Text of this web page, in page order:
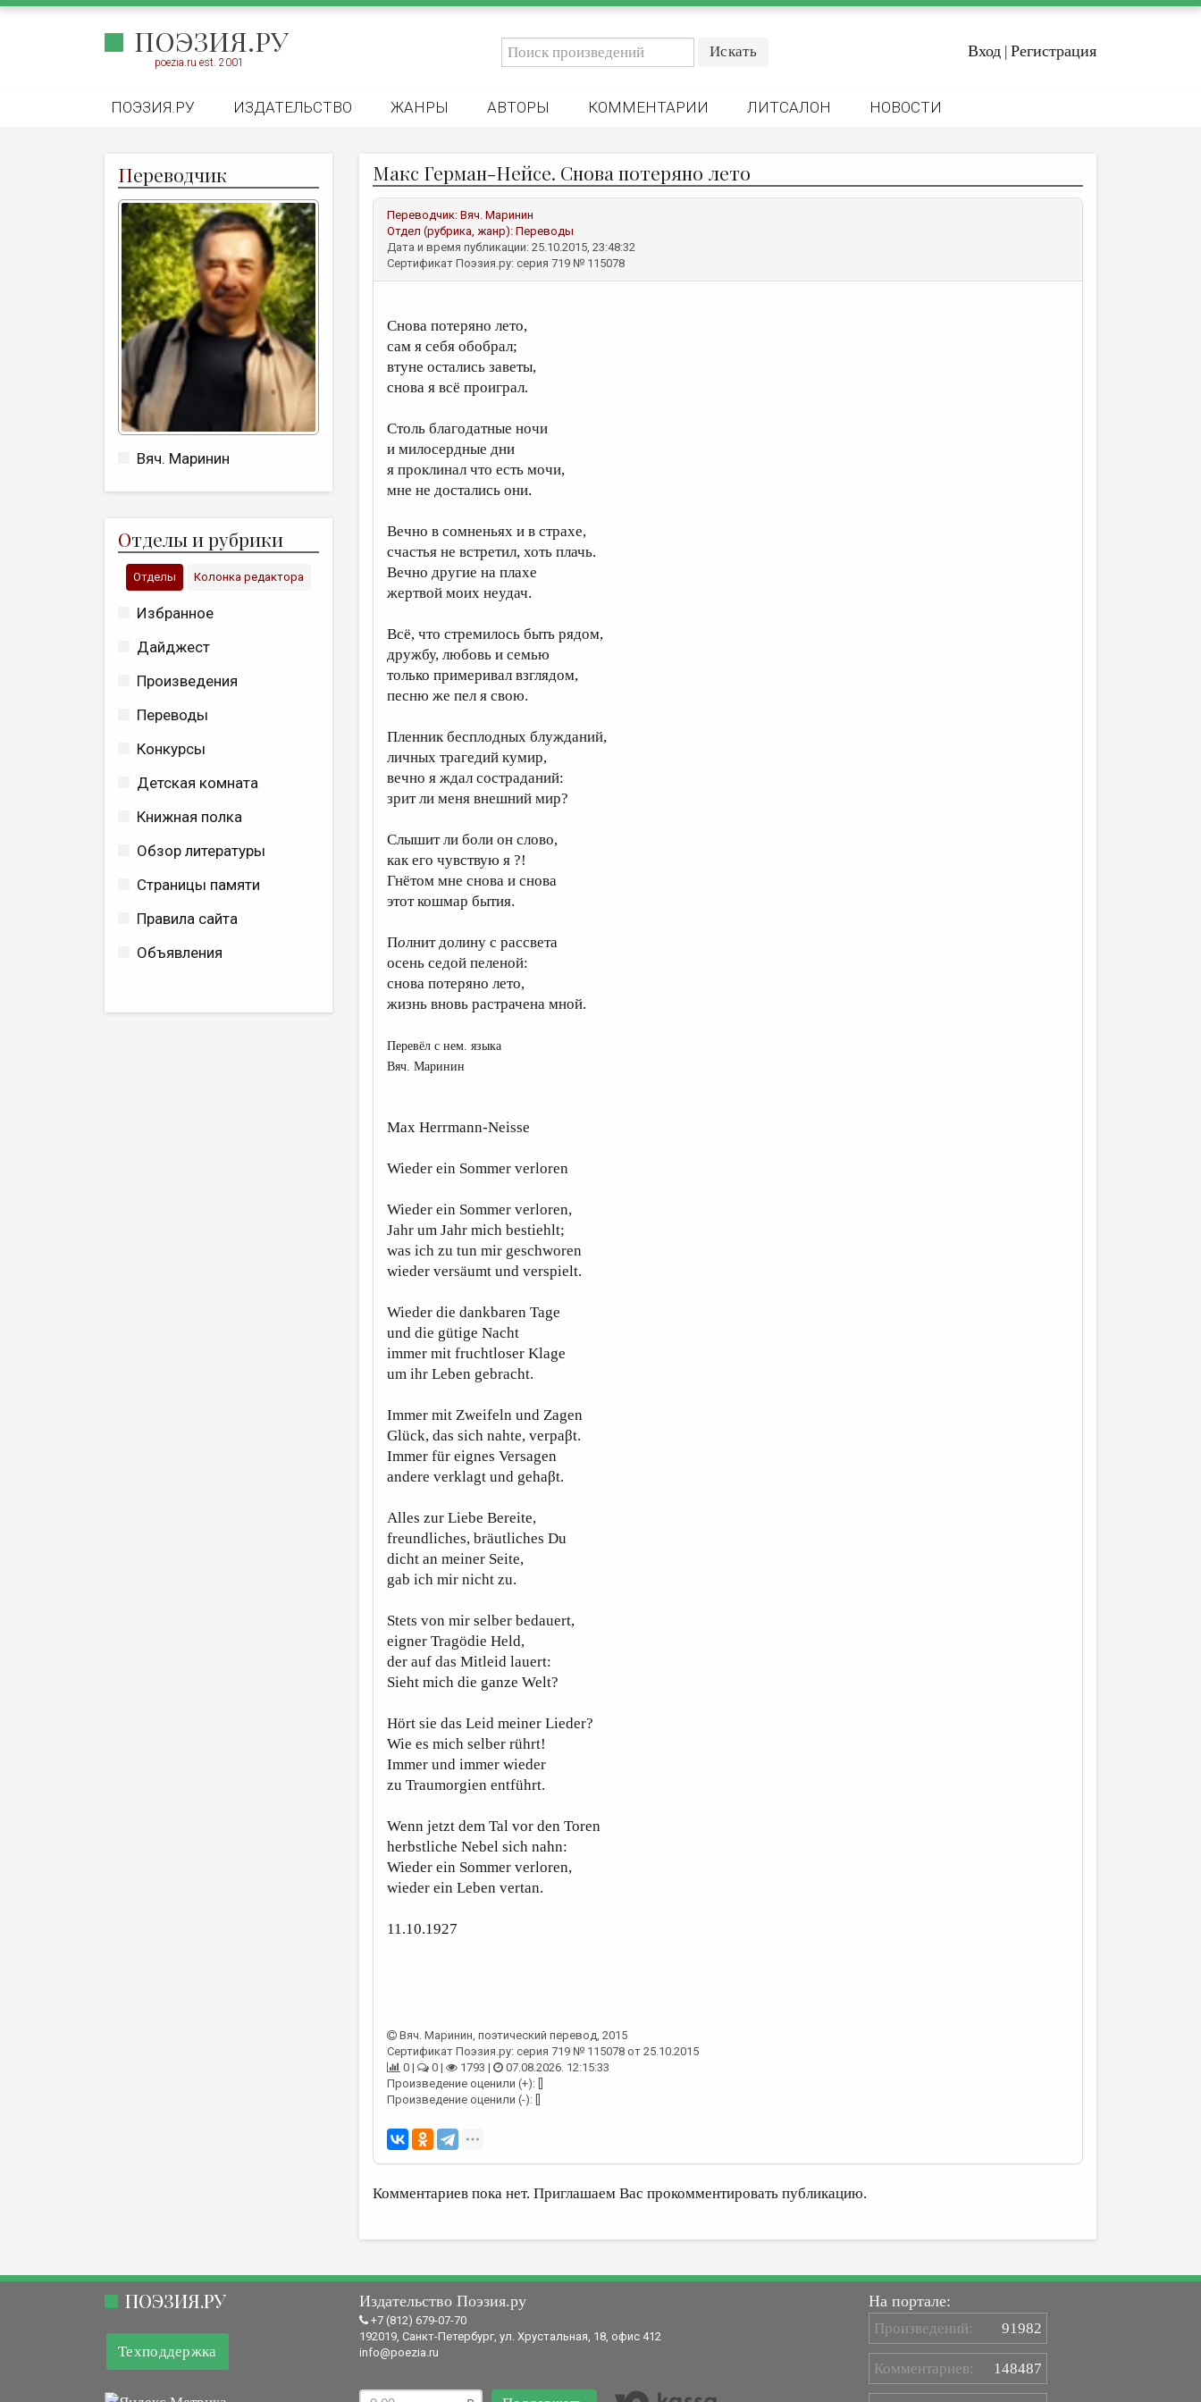
ПОЭЗИЯ.РУ
poezia.ru est. 2001
Вход | Регистрация
ПОЭЗИЯ.РУ ИЗДАТЕЛЬСТВО ЖАНРЫ АВТОРЫ КОММЕНТАРИИ ЛИТСАЛОН НОВОСТИ
Переводчик
Вяч. Маринин
Отделы и рубрики
Отделы Колонка редактора
Избранное
Дайджест
Произведения
Переводы
Конкурсы
Детская комната
Книжная полка
Обзор литературы
Страницы памяти
Правила сайта
Объявления
Макс Герман-Нейсе. Снова потеряно лето
Переводчик: Вяч. Маринин
Отдел (рубрика, жанр): Переводы
Дата и время публикации: 25.10.2015, 23:48:32
Сертификат Поэзия.ру: серия 719 № 115078
Снова потеряно лето,
сам я себя обобрал;
втуне остались заветы,
снова я всё проиграл.
Столь благодатные ночи
и милосердные дни
я проклинал что есть мочи,
мне не достались они.
Вечно в сомненьях и в страхе,
счастья не встретил, хоть плачь.
Вечно другие на плахе
жертвой моих неудач.
Всё, что стремилось быть рядом,
дружбу, любовь и семью
только примеривал взглядом,
песню же пел я свою.
Пленник бесплодных блужданий,
личных трагедий кумир,
вечно я ждал состраданий:
зрит ли меня внешний мир?
Слышит ли боли он слово,
как его чувствую я ?!
Гнётом мне снова и снова
этот кошмар бытия.
Полнит долину с рассвета
осень седой пеленой:
снова потеряно лето,
жизнь вновь растрачена мной.
Перевёл с нем. языка
Вяч. Маринин
Max Herrmann-Neisse
Wieder ein Sommer verloren
Wieder ein Sommer verloren,
Jahr um Jahr mich bestiehlt;
was ich zu tun mir geschworen
wieder versäumt und verspielt.
Wieder die dankbaren Tage
und die gütige Nacht
immer mit fruchtloser Klage
um ihr Leben gebracht.
Immer mit Zweifeln und Zagen
Glück, das sich nahte, verpaβt.
Immer für eignes Versagen
andere verklagt und gehaβt.
Alles zur Liebe Bereite,
freundliches, bräutliches Du
dicht an meiner Seite,
gab ich mir nicht zu.
Stets von mir selber bedauert,
eigner Tragödie Held,
der auf das Mitleid lauert:
Sieht mich die ganze Welt?
Hört sie das Leid meiner Lieder?
Wie es mich selber rührt!
Immer und immer wieder
zu Traumorgien entführt.
Wenn jetzt dem Tal vor den Toren
herbstliche Nebel sich nahn:
Wieder ein Sommer verloren,
wieder ein Leben vertan.
11.10.1927
Вяч. Маринин, поэтический перевод, 2015
Сертификат Поэзия.ру: серия 719 № 115078 от 25.10.2015
0 |
0 | 1793 |
07.08.2026. 12:15:33
Произведение оценили (+): []
Произведение оценили (-): []
Комментариев пока нет. Приглашаем Вас прокомментировать публикацию.
ПОЭЗИЯ.РУ
Техподдержка
Издательство Поэзия.ру
+7 (812) 679-07-70
192019, Санкт-Петербург, ул. Хрустальная, 18, офис 412
info@poezia.ru
На портале:
Произведений: 91982
Комментариев: 148487